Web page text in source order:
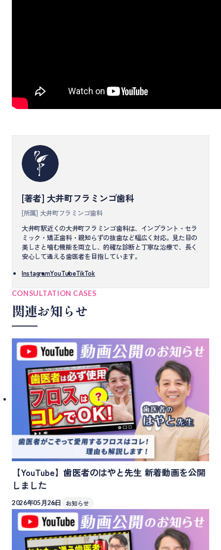
[著者] 大井町フラミンゴ歯科
[所属] 大井町フラミンゴ歯科
大井町駅近くの大井町フラミンゴ歯科は、インプラント・セラ
ミック・矯正歯科・親知らずの抜歯など幅広く対応。見た目の
美しさと噛む機能を両立し、的確な診断と丁寧な治療で、長く
安心して通える歯医者を目指しています。
InstagramYouTubeTikTok
CONSULTATION CASES
関連お知らせ
【YouTube】歯医者のはやと先生 新着動画を公開
しました
2026年05月26日 お知らせ